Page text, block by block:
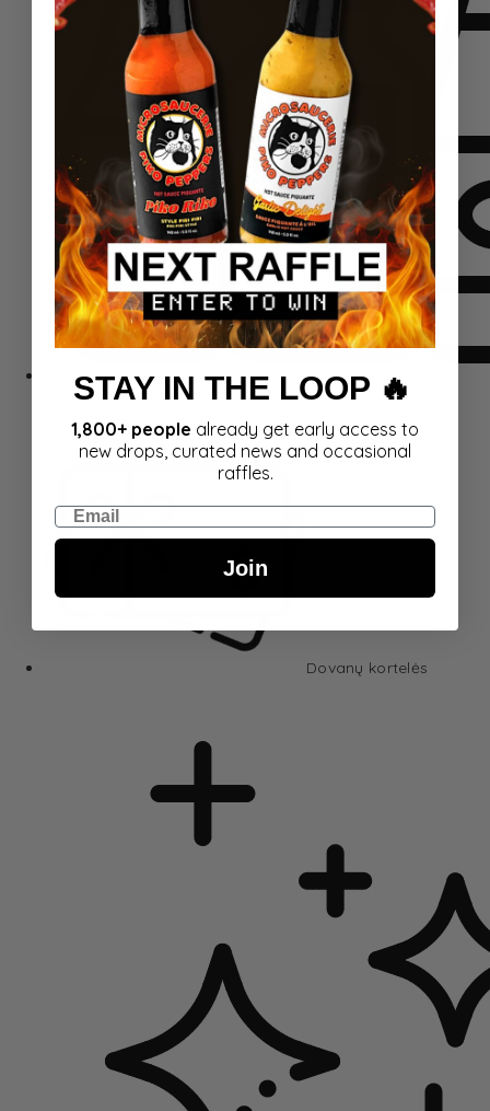
Rinkiniai
Dovanų kortelės
STAY IN THE LOOP 🔥
1,800+ people already get early access to
new drops, curated news and occasional
raffles.
Email
Join